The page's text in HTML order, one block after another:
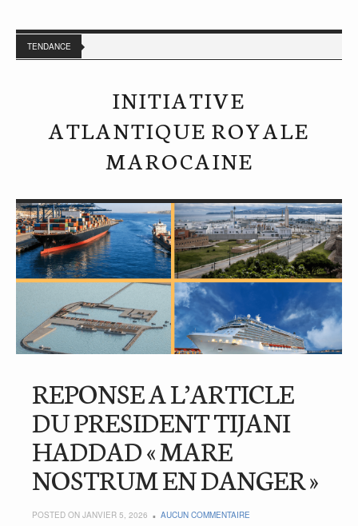
TENDANCE
INITIATIVE
ATLANTIQUE ROYALE
MAROCAINE
REPONSE A L’ARTICLE
DU PRESIDENT TIJANI
HADDAD « MARE
NOSTRUM EN DANGER »
POSTED ON JANVIER 5, 2026 AUCUN COMMENTAIRE